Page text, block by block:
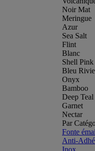
Noir Mat
Meringue
Azur
Sea Salt
Flint
Blanc
Shell Pink
Bleu
Onyx
Bamboo
Deep Teal
Garnet
Nectar
Par
Fonte
Anti-
Inox